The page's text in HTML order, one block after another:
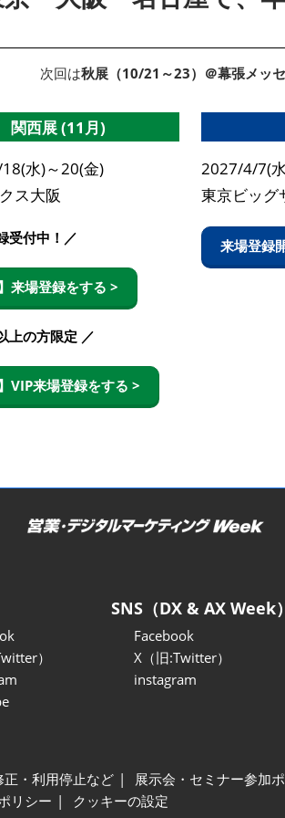
次回は秋展（10/21～23）＠幕張メッセ
関西展 (11月)
水)～20(金)
ス大阪
受付中！／
来場登録をする >
上の方限定 ／
VIP来場登録をする >
2027/4/7(
東京ビッグ
来場登録
）
SNS（DX & AX Week）
Facebook
X（旧:Twitter）
instagram
・利用停止など 展示会・セミナー参加
リシー クッキーの設定